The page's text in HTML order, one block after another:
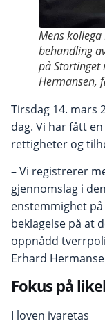
Mens
behandling
på Stortinget
Hermansen,
Tirsdag 14. mars
dag. Vi har fått
rettigheter og
– Vi registrerer
gjennomslag i
enstemmighet
beklagelse på at
oppnådd
Erhard
Fokus på
I loven ivaretas